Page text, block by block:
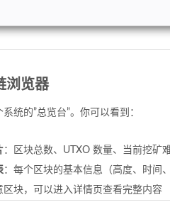
浏览器
统的”总览台”。你可以看到：
：区块总数、UTXO 数量、当前挖矿
：每个区块的基本信息（高度、时间
区块，可以进入详情页查看完整内容